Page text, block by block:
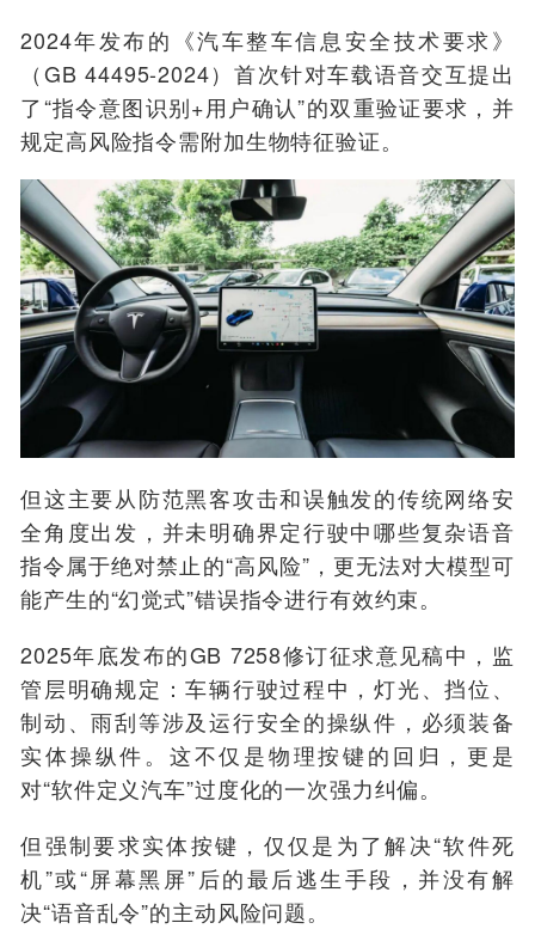
2024年发布的《汽车整车信息安全技术要求》
（GB 44495-2024）首次针对车载语音交互提出
了“指令意图识别+用户确认”的双重验证要求，并
规定高风险指令需附加生物特征验证。
但这主要从防范黑客攻击和误触发的传统网络安
全角度出发，并未明确界定行驶中哪些复杂语音
指令属于绝对禁止的“高风险”，更无法对大模型可
能产生的“幻觉式”错误指令进行有效约束。
2025年底发布的GB 7258修订征求意见稿中，监
管层明确规定：车辆行驶过程中，灯光、挡位、
制动、雨刮等涉及运行安全的操纵件，必须装备
实体操纵件。这不仅是物理按键的回归，更是
对“软件定义汽车”过度化的一次强力纠偏。
但强制要求实体按键，仅仅是为了解决“软件死
机”或“屏幕黑屏”后的最后逃生手段，并没有解
决“语音乱令”的主动风险问题。